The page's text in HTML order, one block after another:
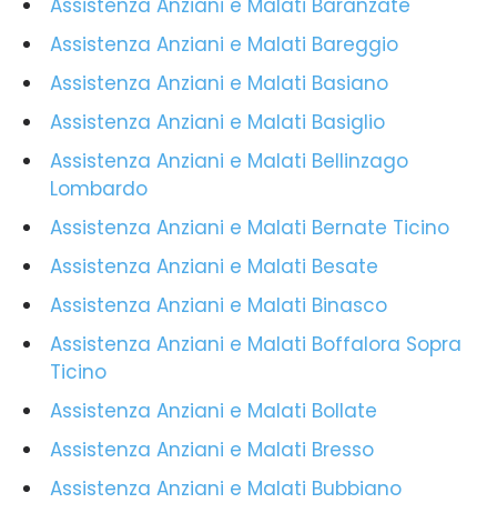
Assistenza Anziani e Malati Baranzate
Assistenza Anziani e Malati Bareggio
Assistenza Anziani e Malati Basiano
Assistenza Anziani e Malati Basiglio
Assistenza Anziani e Malati Bellinzago
Lombardo
Assistenza Anziani e Malati Bernate Ticino
Assistenza Anziani e Malati Besate
Assistenza Anziani e Malati Binasco
Assistenza Anziani e Malati Boffalora Sopra
Ticino
Assistenza Anziani e Malati Bollate
Assistenza Anziani e Malati Bresso
Assistenza Anziani e Malati Bubbiano